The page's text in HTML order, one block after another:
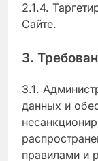
2.1.4.
Сайте.
3.
3.1.
данных и
правилами и